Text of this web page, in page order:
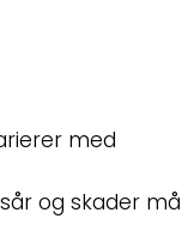
med
og skader må